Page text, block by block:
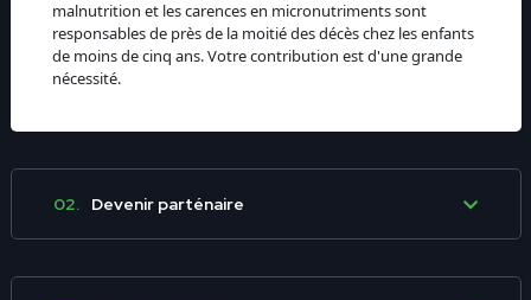
malnutrition et les carences en micronutriments sont
responsables de près de la moitié des décès chez les enfants
de moins de cinq ans. Votre contribution est d'une grande
nécessité.
02. Devenir parténaire